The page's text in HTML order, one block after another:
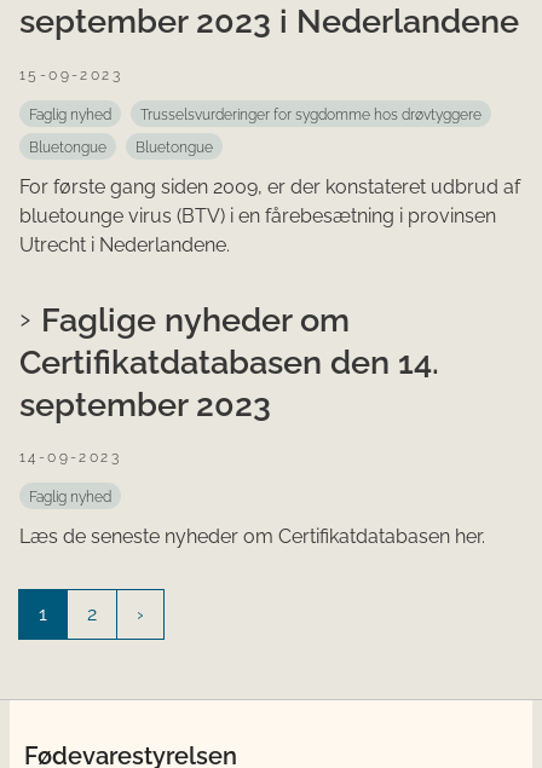
september 2023 i Nederlandene
15-09-2023
Faglig nyhed
Trusselsvurderinger for sygdomme hos drøvtyggere
Bluetongue
Bluetongue
For første gang siden 2009, er der konstateret udbrud af
bluetounge virus (BTV) i en fårebesætning i provinsen
Utrecht i Nederlandene.
Faglige nyheder om
Certifikatdatabasen den 14.
september 2023
14-09-2023
Faglig nyhed
Læs de seneste nyheder om Certifikatdatabasen her.
1 2
Fødevarestyrelsen